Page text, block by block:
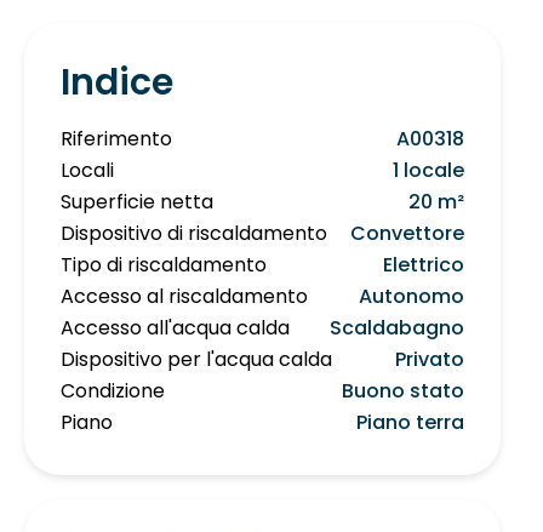
Indice
Riferimento
A00318
Locali
1 locale
Superficie netta
20 m²
Dispositivo di riscaldamento
Convettore
Tipo di riscaldamento
Elettrico
Accesso al riscaldamento
Autonomo
Accesso all'acqua calda
Scaldabagno
Dispositivo per l'acqua calda
Privato
Condizione
Buono stato
Piano
Piano terra